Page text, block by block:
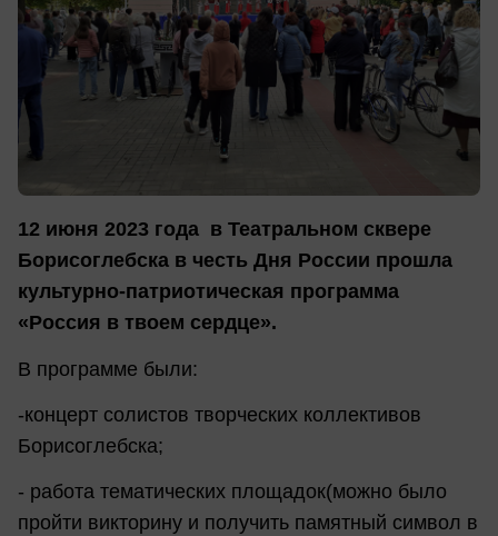
12 июня 2023 года в Театральном сквере
Борисоглебска в честь Дня России прошла
культурно-патриотическая программа
«Россия в твоем сердце».
В программе были:
-концерт солистов творческих коллективов
Борисоглебска;
- работа тематических площадок(можно было
пройти викторину и получить памятный символ в